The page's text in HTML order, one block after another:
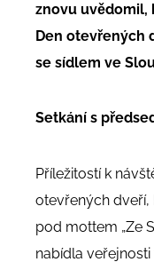
znovu uvědomil,
Den otevřených
se sídlem ve
Setkání s
Příležitostí k
otevřených dveří,
pod mottem „Ze
nabídla